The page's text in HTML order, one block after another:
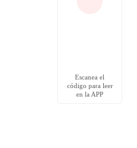
Escanea el
código para leer
en la APP